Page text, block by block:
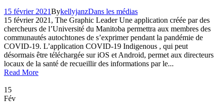
15 février 2021BykellyjanzDans les médias
15 février 2021, The Graphic Leader Une application créée par des
chercheurs de l’Université du Manitoba permettra aux membres des
communautés autochtones de s’exprimer pendant la pandémie de
COVID-19. L’application COVID-19 Indigenous , qui peut
désormais être téléchargée sur iOS et Android, permet aux directeurs
locaux de la santé de recueillir des informations par le...
Read More
15
Fév